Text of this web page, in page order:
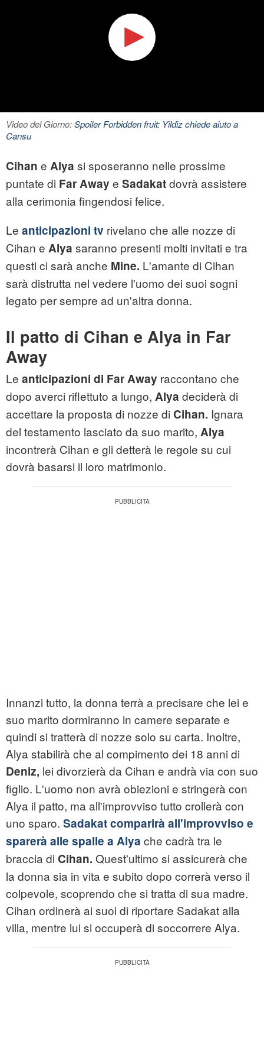
Video del Giorno:Spoiler Forbidden fruit: Yildiz chiede aiuto a
Cansu
Cihan e Alya si sposeranno nelle prossime
puntate di Far Away e Sadakatdovrà assistere
alla cerimonia fingendosi felice.
Le anticipazioni tv rivelano che alle nozze di
Cihan e Alya saranno presenti molti invitati e tra
questi ci sarà anche Mine. L'amante di Cihan
sarà distrutta nel vedere l'uomo dei suoi sogni
legato per sempre ad un'altra donna.
Il patto di Cihan e Alya in Far
Away
Le anticipazioni di Far Away raccontano che
dopo averci riflettuto a lungo, Alya deciderà di
accettare la proposta di nozze di Cihan. Ignara
del testamento lasciato da suo marito, Alya
incontrerà Cihan e gli detterà le regole su cui
dovrà basarsi il loro matrimonio.
Innanzi tutto, la donna terrà a precisare che lei e
suo marito dormiranno in camere separate e
quindi si tratterà di nozze solo su carta. Inoltre,
Alya stabilirà che al compimento dei 18 anni di
Deniz, lei divorzierà da Cihan e andrà via con suo
figlio. L'uomo non avrà obiezioni e stringerà con
Alya il patto, ma all'improvviso tutto crollerà con
uno sparo. Sadakat comparirà all'improvviso e
sparerà alle spalle a Alya che cadrà tra le
braccia di Cihan. Quest'ultimo si assicurerà che
la donna sia in vita e subito dopo correrà verso il
colpevole, scoprendo che si tratta di sua madre.
Cihan ordinerà ai suoi di riportare Sadakat alla
villa, mentre lui si occuperà di soccorrere Alya.